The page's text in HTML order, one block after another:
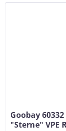
Goobay
"Sterne" VPE